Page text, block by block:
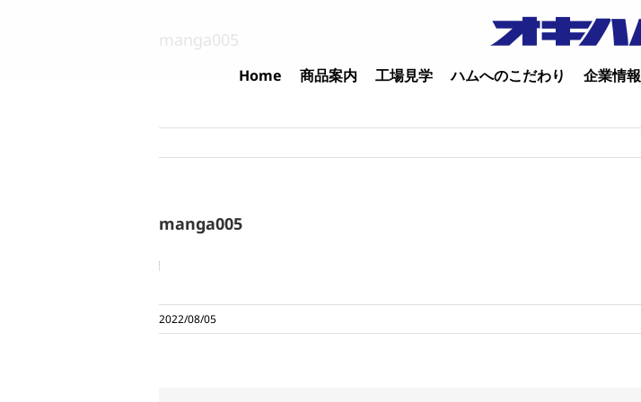
Home 商品案内 工場見学 ハムへのこだわり 企業情報
manga005
manga005
2022/08/05